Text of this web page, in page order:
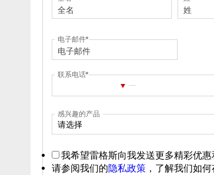
电子邮件
联系电话
感兴趣的产品
请选择
我希望雷格斯向我发送更多精彩优惠
请参阅我们的隐私政策 ，了解我们如